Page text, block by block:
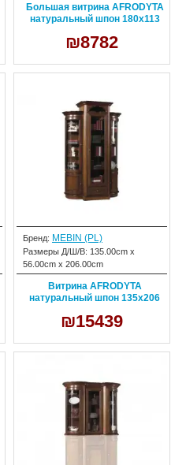
Большая витрина AFRODYTA
натуральный шпон 180х113
₪8782
Бренд: MEBIN (PL)
Размеры Д/Ш/В: 135.00cm x
56.00cm x 206.00cm
Витрина AFRODYTA
натуральный шпон 135х206
₪15439